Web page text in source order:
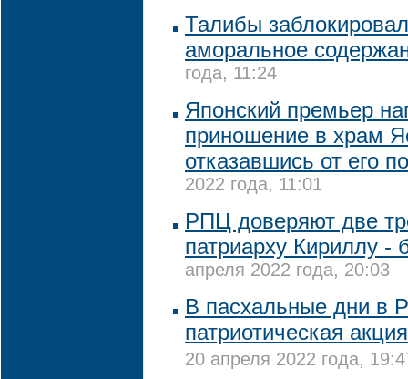
Талибы
аморальное
года, 11:24
Японский премьер
приношение в храм
отказавшись от его
2022 года, 11:01
РПЦ доверяют две
патриарху Кириллу -
апреля 2022 года, 20:03
В пасхальные дни в
патриотическая
20 апреля 2022 года,